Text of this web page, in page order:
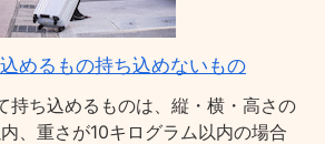
めるもの持ち込めないもの
持ち込めるものは、縦・横・高さの
、重さが10キログラム以内の場合